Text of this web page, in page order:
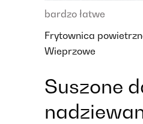
bardzo łatwe
Frytownica
Wieprzowe
Suszone